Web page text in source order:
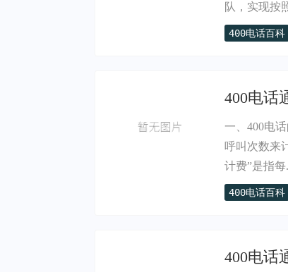
队，实现按
400电话百科
400电话
一、400电
呼叫次数来
计费”是指每
400电话百科
400电话